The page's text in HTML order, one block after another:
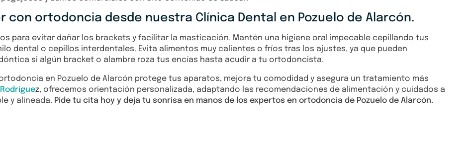
con ortodoncia desde nuestra Clínica Dental en Pozuelo de Alarcón.
para evitar dañar los brackets y facilitar la masticación. Mantén una higiene oral impecable cepillando tus
dental o cepillos interdentales. Evita alimentos muy calientes o fríos tras los ajustes, ya que pueden
si algún bracket o alambre roza tus encías hasta acudir a tu ortodoncista.
en Pozuelo de Alarcón protege tus aparatos, mejora tu comodidad y asegura un tratamiento más
z, ofrecemos orientación personalizada, adaptando las recomendaciones de alimentación y cuidados a
y alineada. Pide tu cita hoy y deja tu sonrisa en manos de los expertos en ortodoncia de Pozuelo de Alarcón.